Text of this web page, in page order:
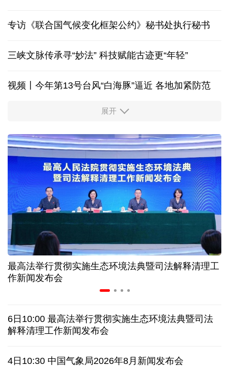
专访《联合国气候变化框架公约》秘书处执行秘书
三峡文脉传承寻“妙法” 科技赋能古迹更“年轻”
视频丨今年第13号台风“白海豚”逼近 各地加紧防范
柔性制造，高效匹配差异化需求
“零关税”实施100天 见证中非合作新气象
高温下用电负荷创新高 解码今夏的清凉底气
活力中国调研行丨弯道超车 如何“皖”美提速
年中经济观察 服务实体经济 财政金融打出"组合拳"
7月份中国仓储指数保持扩张 行业运行韧性较强
俄黑客称获取北约直接参与袭击俄领土证据
全球媒体聚焦︱外媒：美国劳动力市场正在走弱
展开
最高法举行贯彻实施生态环境法典暨司法解释清理工
作新闻发布会
6日10:00 最高法举行贯彻实施生态环境法典暨司法
解释清理工作新闻发布会
4日10:30 中国气象局2026年8月新闻发布会